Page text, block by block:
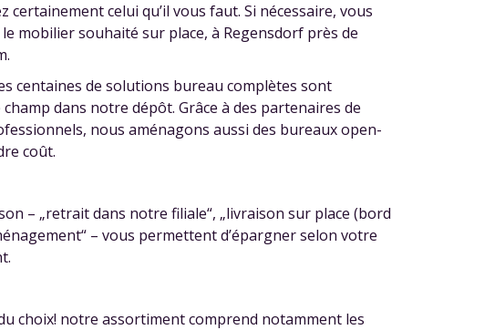
certainement celui qu’il vous faut. Si nécessaire, vous
mobilier souhaité sur place, à Regensdorf près de
centaines de solutions bureau complètes sont
dans notre dépôt. Grâce à des partenaires de
nous aménagons aussi des bureaux open-
coût.
– „retrait dans notre filiale“, „livraison sur place (bord
– vous permettent d’épargner selon votre
choix! notre assortiment comprend notamment les